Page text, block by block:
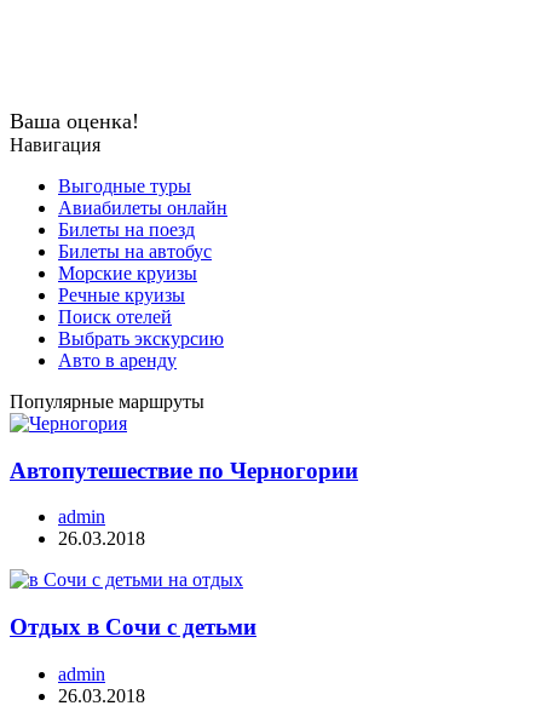
Ваша оценка!
Навигация
Выгодные туры
Авиабилеты онлайн
Билеты на поезд
Билеты на автобус
Морские круизы
Речные круизы
Поиск отелей
Выбрать экскурсию
Авто в аренду
Популярные маршруты
Автопутешествие по Черногории
admin
26.03.2018
Отдых в Сочи с детьми
admin
26.03.2018